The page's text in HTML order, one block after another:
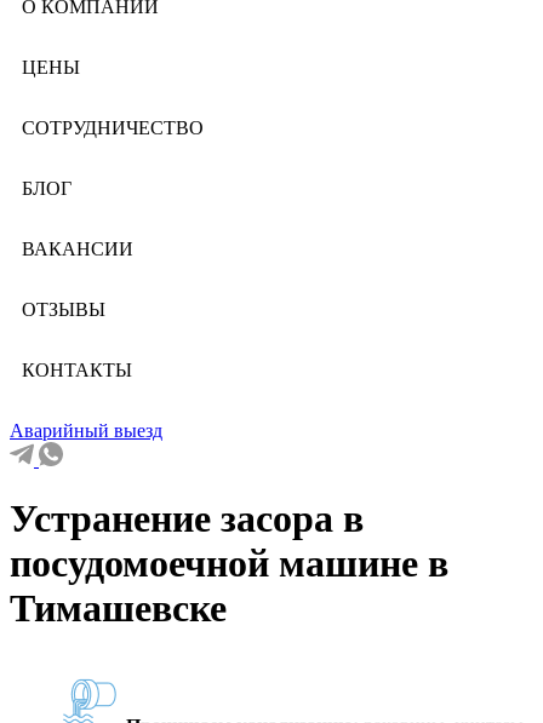
О КОМПАНИИ
ЦЕНЫ
СОТРУДНИЧЕСТВО
БЛОГ
ВАКАНСИИ
ОТЗЫВЫ
КОНТАКТЫ
Аварийный выезд
Устранение засора в
посудомоечной машине в
Тимашевске